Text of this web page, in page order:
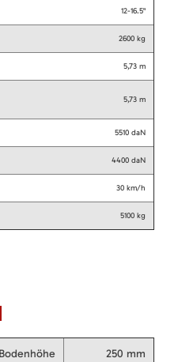
12-16.5"
2600 kg
5,73 m
5,73 m
5510 daN
4400 daN
30 km/h
5100 kg
Bodenhöhe 250 mm